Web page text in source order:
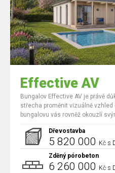
Effective AV
Bungalov Effective AV je právě
střecha proměnit vizuálně
bungalovu vás rovněž okouzlí
Dřevostavba
5 820 000 Kč s
Zděný pórobeton
6 260 000 Kč s